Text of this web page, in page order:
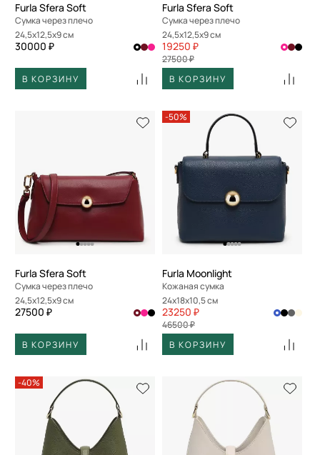
Furla Sfera Soft
Сумка через плечо
24,5x12,5x9 см
30000 ₽
В КОРЗИНУ
Furla Sfera Soft
Сумка через плечо
24,5x12,5x9 см
19250 ₽
27500 ₽
В КОРЗИНУ
Furla Sfera Soft
Сумка через плечо
24,5x12,5x9 см
27500 ₽
В КОРЗИНУ
-50%
Furla Moonlight
Кожаная сумка
24x18x10,5 см
23250 ₽
46500 ₽
В КОРЗИНУ
-40%